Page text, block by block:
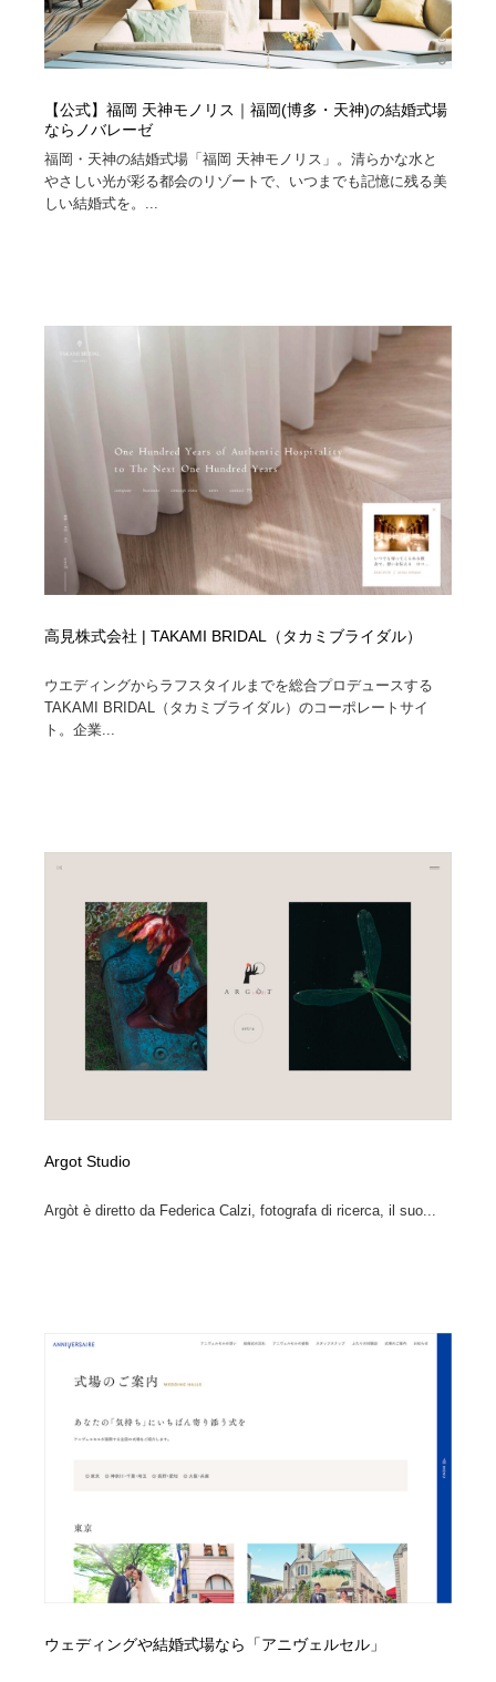
【公式】福岡 天神モノリス｜福岡(博多・天神)の結婚式場
ならノバレーゼ
福岡・天神の結婚式場「福岡 天神モノリス」。清らかな水と
やさしい光が彩る都会のリゾートで、いつまでも記憶に残る美
しい結婚式を。...
高見株式会社 | TAKAMI BRIDAL（タカミブライダル）
ウエディングからラフスタイルまでを総合プロデュースする
TAKAMI BRIDAL（タカミブライダル）のコーポレートサイ
ト。企業...
Argot Studio
Argòt è diretto da Federica Calzi, fotografa di ricerca, il suo...
ウェディングや結婚式場なら「アニヴェルセル」